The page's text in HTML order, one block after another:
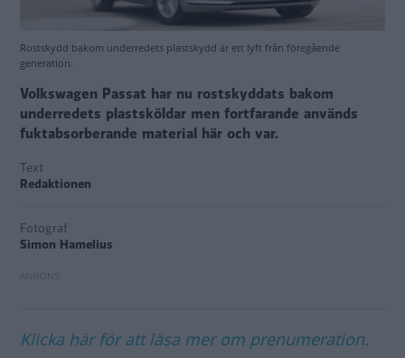
Rostskydd bakom underredets plastskydd är ett lyft från föregående
generation.
Volkswagen Passat har nu rostskyddats bakom
underredets plastsköldar men fortfarande används
fuktabsorberande material här och var.
Text
Redaktionen
Fotograf
Simon Hamelius
Klicka här för att läsa mer om prenumeration.